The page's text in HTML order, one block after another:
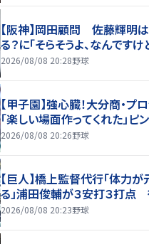
【阪神】岡田顧問 佐藤輝明
る？に「そらそうよ、なんです
2026/08/08 20:28野球
【甲子園】強心臓！大分商・
「楽しい場面作ってくれた」
2026/08/08 20:26野球
【巨人】橋上監督代行「体力
る」浦田俊輔が３安打３打
2026/08/08 20:23野球